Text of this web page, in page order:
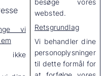
vi
ikke
besøge vores
websted.
Retsgrundlag
Vi behandler dine
personoplysninger
til dette formål for